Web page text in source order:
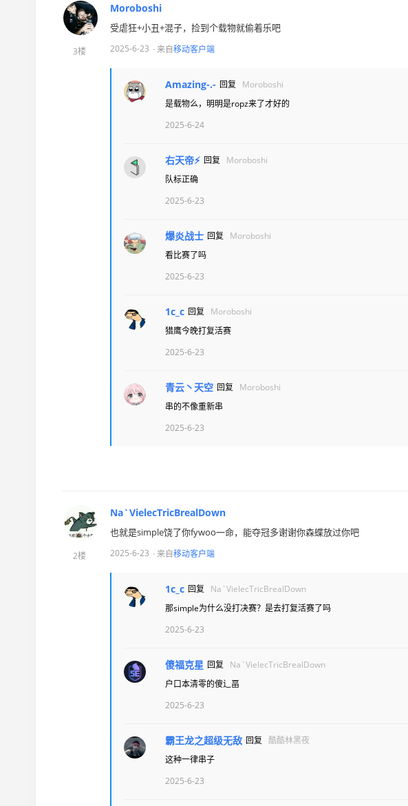
3楼
Moroboshi
受虐狂+小丑+混子，捡到个载物就偷着乐吧
2025-6-23 · 来自移动客户端
Amazing-.- 回复
Moroboshi
是载物么，明明是ropz来了才好的
2025-6-24
右天帝⚡ 回复
Moroboshi
队标正确
2025-6-23
爆炎战士 回复
Moroboshi
看比赛了吗
2025-6-23
1c_c 回复
Moroboshi
猎鹰今晚打复活赛
2025-6-23
青云丶天空 回复
Moroboshi
串的不像重新串
2025-6-23
2楼
Na`VielecTricBrealDown
也就是simple饶了你fywoo一命，能夺冠多谢谢你森蝶放过你吧
2025-6-23 · 来自移动客户端
1c_c 回复
Na`VielecTricBrealDown
那simple为什么没打决赛？是去打复活赛了吗
2025-6-23
傻福克星 回复
Na`VielecTricBrealDown
户口本清零的傻辶畐
2025-6-23
霸王龙之超级无敌 回复
酷酷林黑夜
这种一律串子
2025-6-23